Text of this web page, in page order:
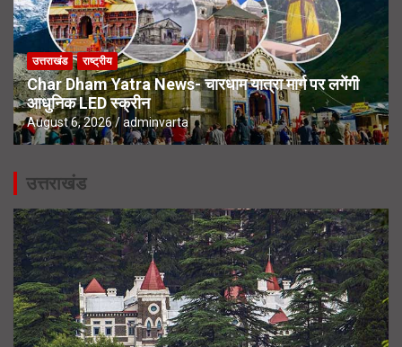
उत्तराखंड राष्ट्रीय
Char Dham Yatra News- चारधाम यात्रा मार्ग पर लगेंगी
आधुनिक LED स्क्रीन
August 6, 2026 adminvarta
उत्तराखंड